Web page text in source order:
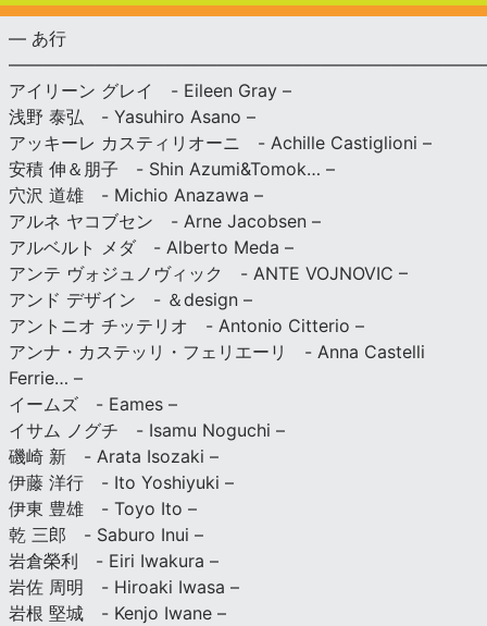
— あ行
アイリーン グレイ - Eileen Gray –
浅野 泰弘 - Yasuhiro Asano –
アッキーレ カスティリオーニ - Achille Castiglioni –
安積 伸＆朋子 - Shin Azumi&Tomok… –
穴沢 道雄 - Michio Anazawa –
アルネ ヤコブセン - Arne Jacobsen –
アルベルト メダ - Alberto Meda –
アンテ ヴォジュノヴィック - ANTE VOJNOVIC –
アンド デザイン - ＆design –
アントニオ チッテリオ - Antonio Citterio –
アンナ・カステッリ・フェリエーリ - Anna Castelli
Ferrie… –
イームズ - Eames –
イサム ノグチ - Isamu Noguchi –
磯崎 新 - Arata Isozaki –
伊藤 洋行 - Ito Yoshiyuki –
伊東 豊雄 - Toyo Ito –
乾 三郎 - Saburo Inui –
岩倉榮利 - Eiri Iwakura –
岩佐 周明 - Hiroaki Iwasa –
岩根 堅城 - Kenjo Iwane –